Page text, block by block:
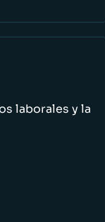
laborales y la